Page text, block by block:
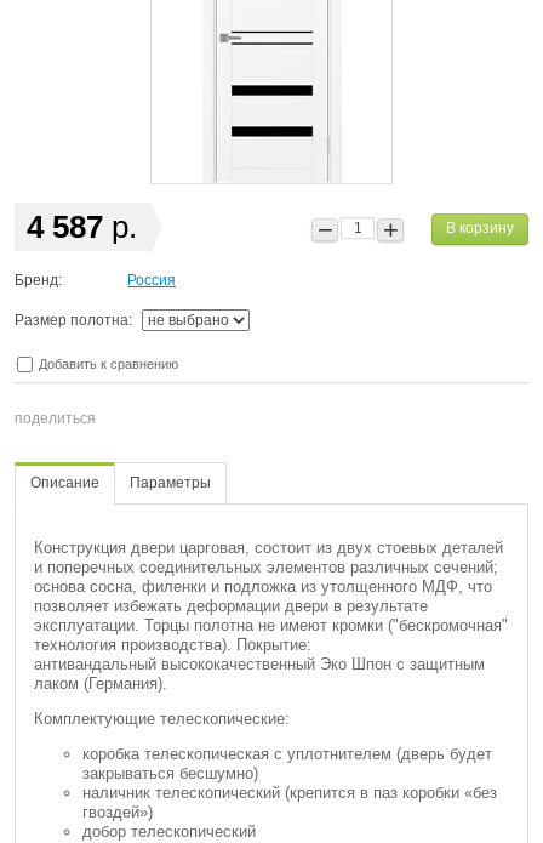
4 587 р. В корзину
Бренд: Россия
Размер полотна:
Добавить к сравнению
поделиться
Описание Параметры
Конструкция двери царговая, состоит из двух стоевых деталей
и поперечных соединительных элементов различных сечений;
основа сосна, филенки и подложка из утолщенного МДФ, что
позволяет избежать деформации двери в результате
эксплуатации. Торцы полотна не имеют кромки ("бескромочная"
технология производства). Покрытие:
антивандальный высококачественный Эко Шпон с защитным
лаком (Германия).
Комплектующие телескопические:
коробка телескопическая с уплотнителем (дверь будет
закрываться бесшумно)
наличник телескопический (крепится в паз коробки «без
гвоздей»)
добор телескопический